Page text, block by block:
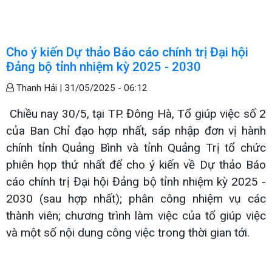
Cho ý kiến Dự thảo Báo cáo chính trị Đại hội
Đảng bộ tỉnh nhiệm kỳ 2025 - 2030
Thanh Hải | 31/05/2025 - 06:12
Chiều nay 30/5, tại TP. Đông Hà, Tổ giúp việc số 2
của Ban Chỉ đạo hợp nhất, sáp nhập đơn vị hành
chính tỉnh Quảng Bình và tỉnh Quảng Trị tổ chức
phiên họp thứ nhất để cho ý kiến về Dự thảo Báo
cáo chính trị Đại hội Đảng bộ tỉnh nhiệm kỳ 2025 -
2030 (sau hợp nhất); phân công nhiệm vụ các
thành viên; chương trình làm việc của tổ giúp việc
và một số nội dung công việc trong thời gian tới.